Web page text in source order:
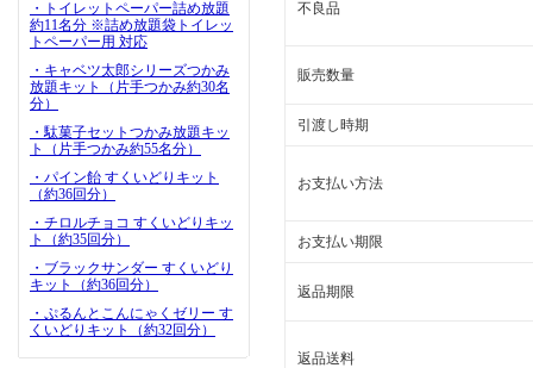
・トイレットペーパー詰め放題
約11名分 ※詰め放題袋トイレッ
トペーパー用 対応
・キャベツ太郎シリーズつかみ
放題キット（片手つかみ約30名
分）
・駄菓子セットつかみ放題キッ
ト（片手つかみ約55名分）
・パイン飴 すくいどりキット
（約36回分）
・チロルチョコ すくいどりキッ
ト（約35回分）
・ブラックサンダー すくいどり
キット（約36回分）
・ぷるんとこんにゃくゼリー す
くいどりキット（約32回分）
不良品
販売数量
引渡し時期
お支払い方法
お支払い期限
返品期限
返品送料